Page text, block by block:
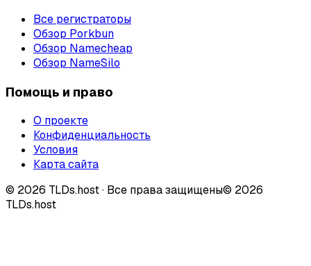
Все регистраторы
Обзор Porkbun
Обзор Namecheap
Обзор NameSilo
Помощь и право
О проекте
Конфиденциальность
Условия
Карта сайта
© 2026 TLDs.host · Все права защищены© 2026
TLDs.host